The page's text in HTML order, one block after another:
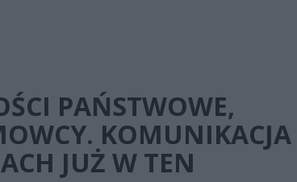
PAŃSTWOWE,
KOMUNIKACJA
JUŻ W TEN